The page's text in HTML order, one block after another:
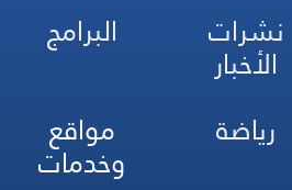
نشرات
الأخبار
البرامج
رياضة مواقع
وخدمات